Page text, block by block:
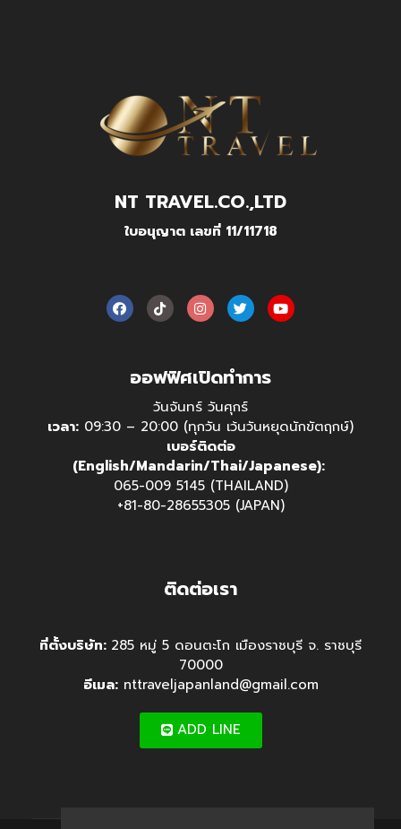
NT TRAVEL.CO.,LTD
ใบอนุญาต เลขที่ 11/11718
ออฟฟิศเปิดทำการ
วันจันทร์ วันศุกร์
เวลา: 09:30 – 20:00 (ทุกวัน เว้นวันหยุดนักขัตฤกษ์)
เบอร์ติดต่อ
(English/Mandarin/Thai/Japanese):
065-009 5145 (THAILAND)
+81-80-28655305 (JAPAN)
ติดต่อเรา
ที่ตั้งบริษัท: 285 หมู่ 5 ดอนตะโก เมืองราชบุรี จ. ราชบุรี
70000
อีเมล:nttraveljapanland@gmail.com
ADD LINE